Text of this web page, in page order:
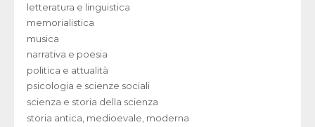
letteratura e linguistica
memorialistica
musica
narrativa e poesia
politica e attualità
psicologia e scienze sociali
scienza e storia della scienza
storia antica, medioevale, moderna